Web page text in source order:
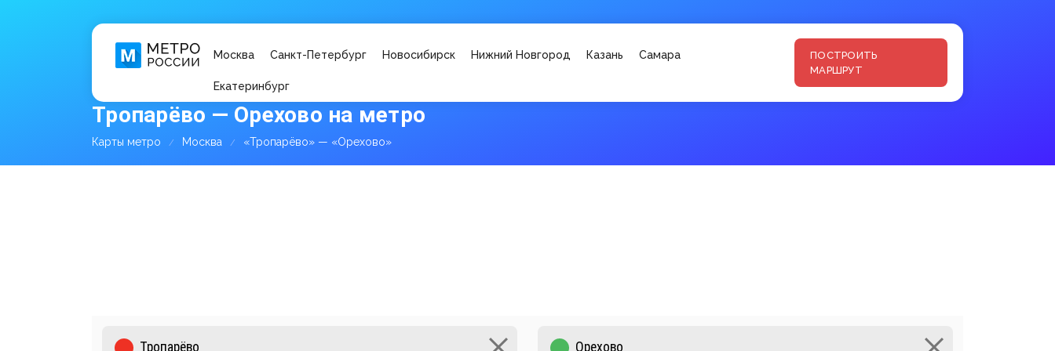
Москва Санкт-Петербург Новосибирск Нижний Новгород Казань Самара
Екатеринбург
ПОСТРОИТЬ
МАРШРУТ
Тропарёво — Орехово на метро
Карты метро Москва «Тропарёво» — «Орехово»